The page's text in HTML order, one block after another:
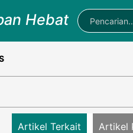
Hebat
Artikel Terkait Artikel